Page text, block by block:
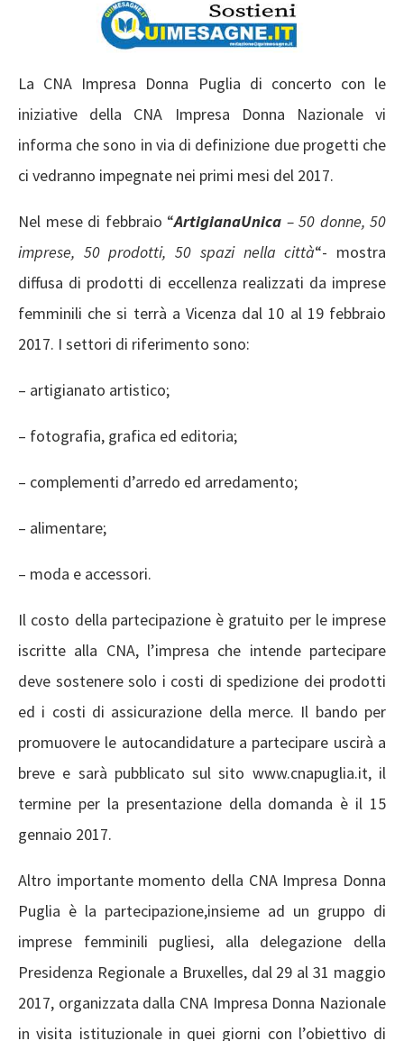
La CNA Impresa Donna Puglia di concerto con le
iniziative della CNA Impresa Donna Nazionale vi
informa che sono in via di definizione due progetti che
ci vedranno impegnate nei primi mesi del 2017.
Nel mese di febbraio “ArtigianaUnica – 50 donne, 50
imprese, 50 prodotti, 50 spazi nella città“- mostra
diffusa di prodotti di eccellenza realizzati da imprese
femminili che si terrà a Vicenza dal 10 al 19 febbraio
2017. I settori di riferimento sono:
– artigianato artistico;
– fotografia, grafica ed editoria;
– complementi d’arredo ed arredamento;
– alimentare;
– moda e accessori.
Il costo della partecipazione è gratuito per le imprese
iscritte alla CNA, l’impresa che intende partecipare
deve sostenere solo i costi di spedizione dei prodotti
ed i costi di assicurazione della merce. Il bando per
promuovere le autocandidature a partecipare uscirà a
breve e sarà pubblicato sul sito www.cnapuglia.it, il
termine per la presentazione della domanda è il 15
gennaio 2017.
Altro importante momento della CNA Impresa Donna
Puglia è la partecipazione,insieme ad un gruppo di
imprese femminili pugliesi, alla delegazione della
Presidenza Regionale a Bruxelles, dal 29 al 31 maggio
2017, organizzata dalla CNA Impresa Donna Nazionale
in visita istituzionale in quei giorni con l’obiettivo di